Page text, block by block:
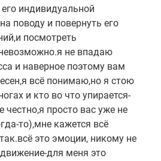
индивидуальной
поводу и повернуть его
посмотреть
не впадаю
и наверное поэтому вам
всё понимаю,но я стою
и кто во что упирается-
просто вас уже не
то),мне кажется всё
это эмоции, никому не
движение-для меня это